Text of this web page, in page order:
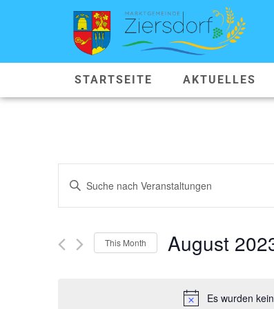
STARTSEITE AKTUELLES
Es wurden
SUCHE
UND
ANSICHTEN,
Geben
Sie
Schlüsselwort.
Veranstaltungen
Schlüsselwort.
This Month August